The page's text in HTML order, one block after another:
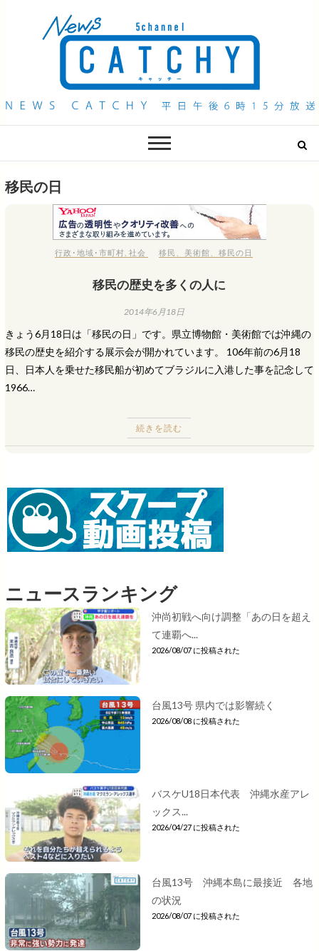
QAB NEWS Headline
移民の日
行政･地域･市町村 ,社会 移民 美術館 、移民の日
移民の歴史を多くの人に
2014年6月18日
きょう6月18日は「移民の日」です。県立博物館・美術館では沖縄の
移民の歴史を紹介する展示会が開かれています。 106年前の6月18
日、日本人を乗せた移民船が初めてブラジルに入港した事を記念して
1966…
続きを読む
ニュースランキング
沖尚初戦へ向け調整「あの日を超え
て連覇へ...
2026/08/07 に投稿された
台風13号 県内では影響続く
2026/08/08 に投稿された
バスケU18日本代表 沖縄水産アレ
ックス...
2026/04/27 に投稿された
台風13号 沖縄本島に最接近 各地
の状況
2026/08/07 に投稿された